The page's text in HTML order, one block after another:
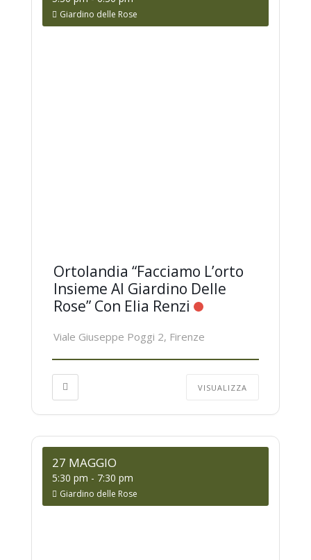
Giardino delle Rose
Ortolandia “Facciamo L’orto
Insieme Al Giardino Delle
Rose” Con Elia Renzi
Viale Giuseppe Poggi 2, Firenze
VISUALIZZA
27 MAGGIO
5:30 pm - 7:30 pm
Giardino delle Rose